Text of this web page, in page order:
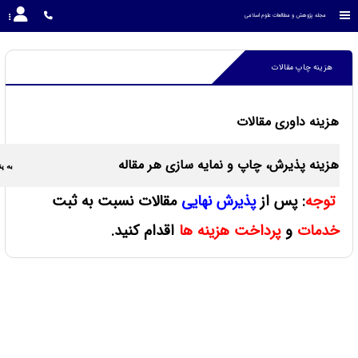
مجله پژوهش و مطالعات علوم اسلامی
هزینه چاپ مقالات
هزینه داوری مقالات
هزینه پذیرش، چاپ و نمایه سازی هر مقاله به
توجه: پس ازپذیرش نهایی مقالات نسبت به ثبت
خدمات وپرداخت هزینه ها اقدام کنید.